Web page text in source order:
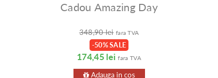
Cadou Amazing Day
348,90 lei fara TVA
-50% SALE
174,45 lei fara TVA
Adauga in cos